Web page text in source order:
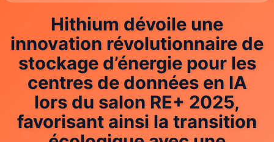
Hithium dévoile une
innovation révolutionnaire de
stockage d’énergie pour les
centres de données en IA
lors du salon RE+ 2025,
favorisant ainsi la transition